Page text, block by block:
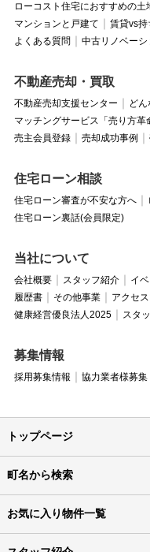
ローコスト住宅におすすめの土
マンションと戸建て
賃貸vs持
よくある質問
中古リノベーシ
不動産売却・買取
不動産売却支援センター
ど
マッチングサービス「売り方革
売主会員登録
売却成功事例
住宅ローン相談
住宅ローン審査が不安な方へ
住宅ローン裏話(会員限定)
当社について
会社概要 スタッフ紹介 イ
履歴書
その他事業 アクセ
健康経営優良法人2025
スタ
募集情報
採用募集情報 協力業者様募集
トップページ
町名から検索
お気に入り物件一覧